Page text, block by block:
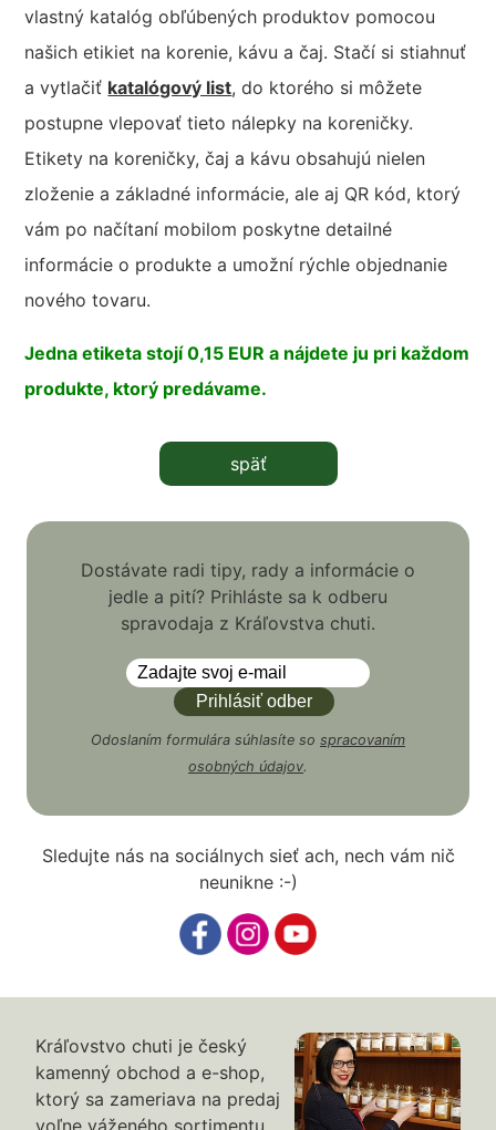
vlastný katalóg obľúbených produktov pomocou
našich etikiet na korenie, kávu a čaj. Stačí si stiahnuť
a vytlačiť katalógový list, do ktorého si môžete
postupne vlepovať tieto nálepky na koreničky.
Etikety na koreničky, čaj a kávu obsahujú nielen
zloženie a základné informácie, ale aj QR kód, ktorý
vám po načítaní mobilom poskytne detailné
informácie o produkte a umožní rýchle objednanie
nového tovaru.
Jedna etiketa stojí 0,15 EUR a nájdete ju pri každom
produkte, ktorý predávame.
späť
Dostávate radi tipy, rady a informácie o
jedle a pití? Prihláste sa k odberu
spravodaja z Kráľovstva chuti.
Odoslaním formulára súhlasíte so spracovaním
osobných údajov.
Sledujte nás na sociálnych sieť ach, nech vám nič
neunikne :-)
Kráľovstvo chuti je český
kamenný obchod a e-shop,
ktorý sa zameriava na predaj